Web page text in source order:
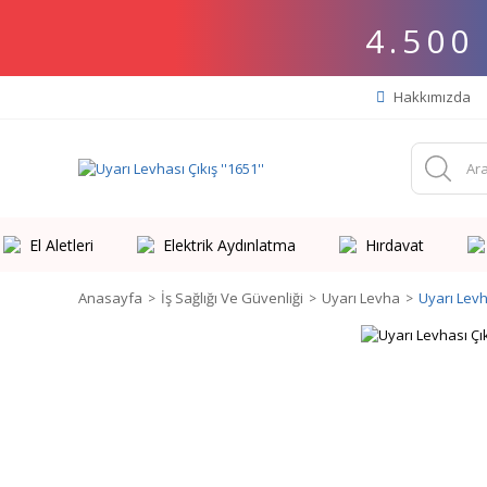
4.500
Hakkımızda
El Aletleri Elektrik Aydınlatma Hırdavat
Anasayfa İş Sağlığı Ve Güvenliği Uyarı Levha Uyarı